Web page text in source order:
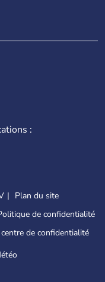
:
Plan du site
de confidentialité
de confidentialité